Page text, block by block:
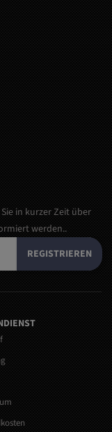
in kurzer Zeit über
werden..
REGISTRIEREN